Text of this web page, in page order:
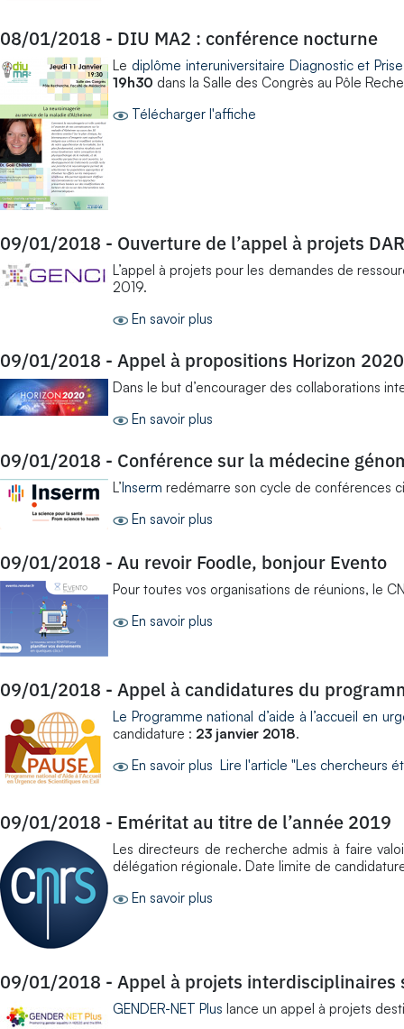
08/01/2018 - DIU MA2 : conférence nocturne
Le diplôme interuniversitaire Diagnostic et
19h30 dans la Salle des Congrès au Pôle
Télécharger l'affiche
09/01/2018 - Ouverture de l’appel à projets
L’appel à projets pour les demandes de
2019.
En savoir plus
09/01/2018 - Appel à propositions Horizon 2020
Dans le but d’encourager des collaborations
En savoir plus
09/01/2018 - Conférence sur la médecine
L’Inserm redémarre son cycle de conférences
En savoir plus
09/01/2018 - Au revoir Foodle, bonjour Evento
Pour toutes vos organisations de réunions, le
En savoir plus
09/01/2018 - Appel à candidatures du
Le Programme national d’aide à l’accueil en
candidature : 23 janvier 2018.
En savoir plus Lire l'article "Les chercheurs
09/01/2018 - Eméritat au titre de l’année 2019
Les directeurs de recherche admis à faire
délégation régionale. Date limite de
En savoir plus
09/01/2018 - Appel à projets interdisciplinaires
GENDER-NET Plus lance un appel à projets